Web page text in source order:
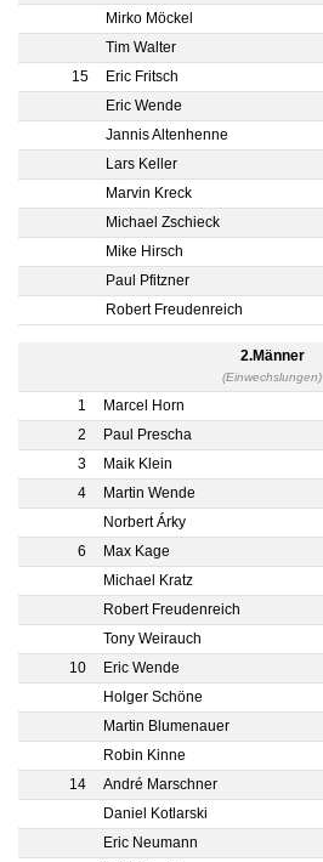
Mirko Möckel
Tim Walter
15
Eric Fritsch
Eric Wende
Jannis Altenhenne
Lars Keller
Marvin Kreck
Michael Zschieck
Mike Hirsch
Paul Pfitzner
Robert Freudenreich
2.Männer
(Einwechslungen)
1 Marcel Horn
2
Paul Prescha
3
Maik Klein
4
Martin Wende
Norbert Árky
6
Max Kage
Michael Kratz
Robert Freudenreich
Tony Weirauch
10
Eric Wende
Holger Schöne
Martin Blumenauer
Robin Kinne
14
André Marschner
Daniel Kotlarski
Eric Neumann